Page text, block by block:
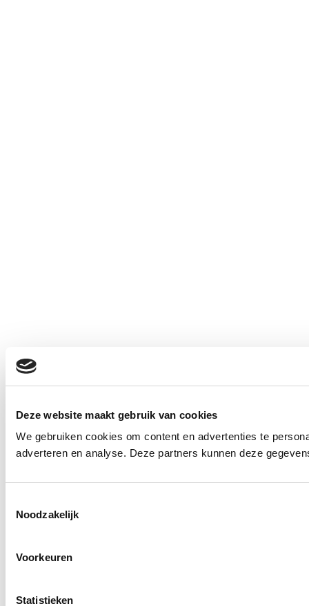
Deze website maakt gebruik van cookies
We gebruiken cookies om content en advertenties te
adverteren en analyse. Deze partners kunnen deze
Noodzakelijk
Voorkeuren
Statistieken